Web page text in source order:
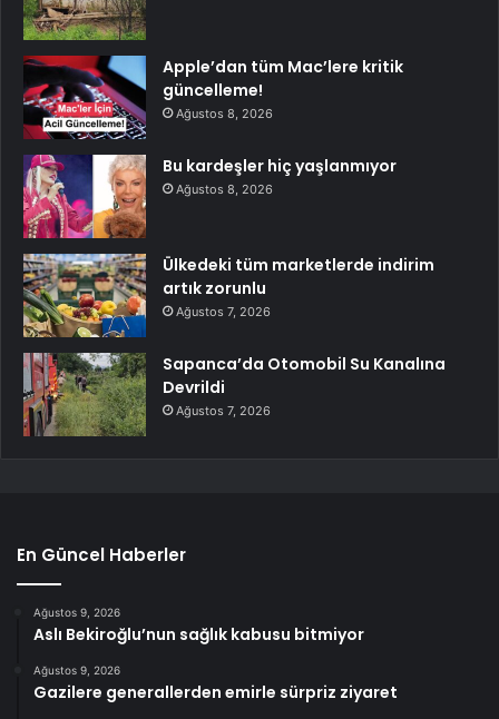
Apple’dan tüm Mac’lere kritik
güncelleme!
Ağustos 8, 2026
Bu kardeşler hiç yaşlanmıyor
Ağustos 8, 2026
Ülkedeki tüm marketlerde indirim
artık zorunlu
Ağustos 7, 2026
Sapanca’da Otomobil Su Kanalına
Devrildi
Ağustos 7, 2026
En Güncel Haberler
Ağustos 9, 2026
Aslı Bekiroğlu’nun sağlık kabusu bitmiyor
Ağustos 9, 2026
Gazilere generallerden emirle sürpriz ziyaret